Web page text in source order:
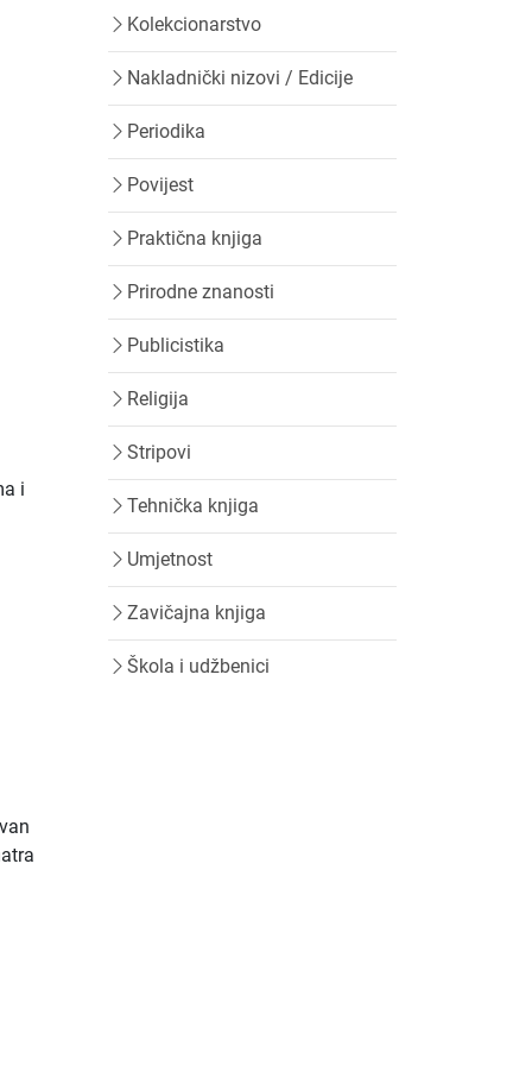
i
Kolekcionarstvo
Nakladnički nizovi / Edicije
Periodika
Povijest
Praktična knjiga
Prirodne znanosti
Publicistika
Religija
Stripovi
Tehnička knjiga
Umjetnost
Zavičajna knjiga
Škola i udžbenici